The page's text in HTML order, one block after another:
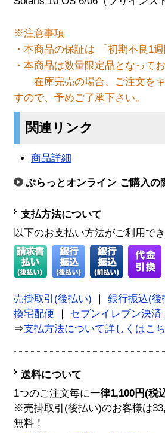
※注意事項
・本商品の保証は 「初期不良1
・本商品は数量限定品となって
在庫完売の場合、ご注文をキ
すので、予めご了承下さい。
関連リンク
商品詳細
ぷらっとオンライン ご購入の
支払方法について
以下のお支払い方法がご利用で
売掛取引(後払い)
銀行振込(後
換宅配便
セブンイレブン決済
⇒支払方法について詳しくはこ
送料について
1つのご注文毎に一律1,100円(税
※売掛取引(後払い)のお客様は
無料！